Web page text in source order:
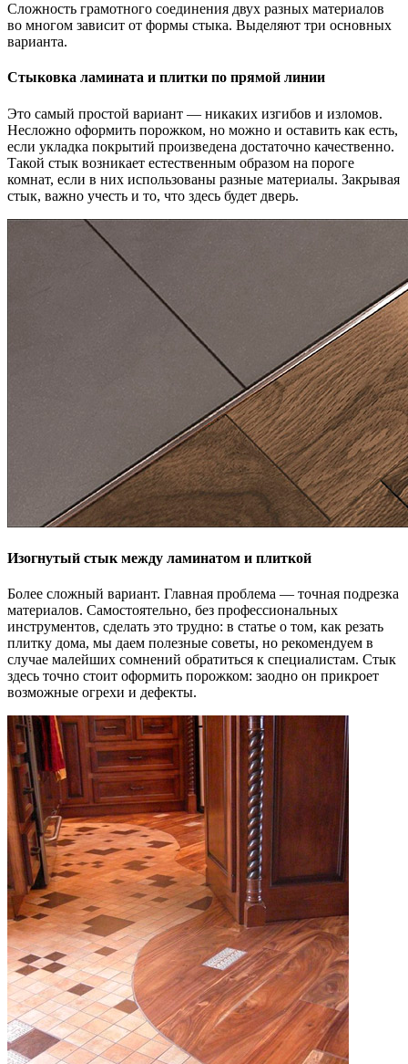
Сложность грамотного соединения двух разных материалов
во многом зависит от формы стыка. Выделяют три основных
варианта.
Стыковка ламината и плитки по прямой линии
Это самый простой вариант — никаких изгибов и изломов.
Несложно оформить порожком, но можно и оставить как есть,
если укладка покрытий произведена достаточно качественно.
Такой стык возникает естественным образом на пороге
комнат, если в них использованы разные материалы. Закрывая
стык, важно учесть и то, что здесь будет дверь.
Изогнутый стык между ламинатом и плиткой
Более сложный вариант. Главная проблема — точная подрезка
материалов. Самостоятельно, без профессиональных
инструментов, сделать это трудно: в статье о том, как резать
плитку дома, мы даем полезные советы, но рекомендуем в
случае малейших сомнений обратиться к специалистам. Стык
здесь точно стоит оформить порожком: заодно он прикроет
возможные огрехи и дефекты.